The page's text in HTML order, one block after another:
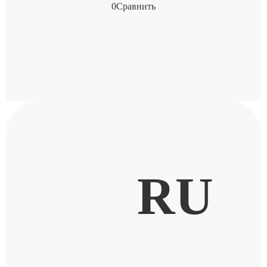
0Сравнить
RU